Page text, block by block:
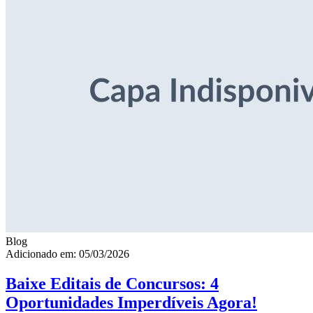
Blog
Adicionado em: 05/03/2026
Baixe Editais de Concursos: 4
Oportunidades Imperdíveis Agora!